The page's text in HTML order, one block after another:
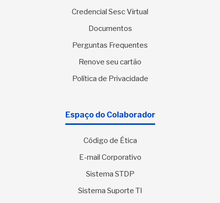
Credencial Sesc Virtual
Documentos
Perguntas Frequentes
Renove seu cartão
Política de Privacidade
Espaço do Colaborador
Código de Ética
E-mail Corporativo
Sistema STDP
Sistema Suporte TI